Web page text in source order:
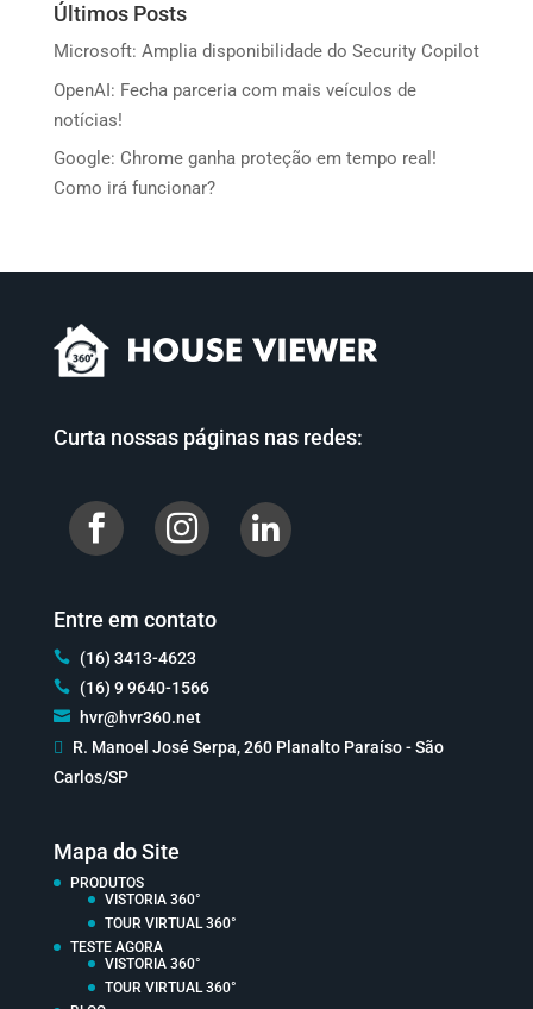
Últimos Posts
Microsoft: Amplia disponibilidade do Security Copilot
OpenAI: Fecha parceria com mais veículos de
notícias!
Google: Chrome ganha proteção em tempo real!
Como irá funcionar?
Curta nossas páginas nas redes:
 
Entre em contato
 (16) 3413-4623
 (16) 9 9640-1566
 hvr@hvr360.net

R. Manoel José Serpa, 260 Planalto Paraíso - São
Carlos/SP
Mapa do Site
PRODUTOS
VISTORIA 360°
TOUR VIRTUAL 360°
TESTE AGORA
VISTORIA 360°
TOUR VIRTUAL 360°